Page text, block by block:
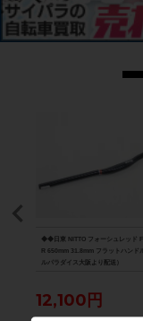
◆◆日東 NITTO フォーシュレッド
R 650mm 31.8mm フラットハンド
ルパラダイス大阪より配送）
12,100円